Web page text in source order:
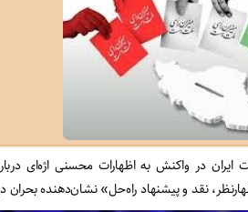
در واکنش به اظهارات محسنی اژه‌ای
نقد و پیشنهاد راه‌حل» نشان‌دهنده